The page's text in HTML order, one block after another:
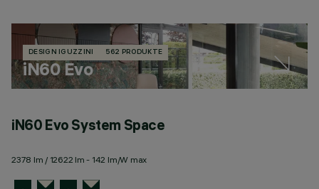
DESIGN IGUZZINI 562 PRODUKTE
iN60 Evo
iN60 Evo System Space
2378 lm / 12622 lm - 142 lm/W max